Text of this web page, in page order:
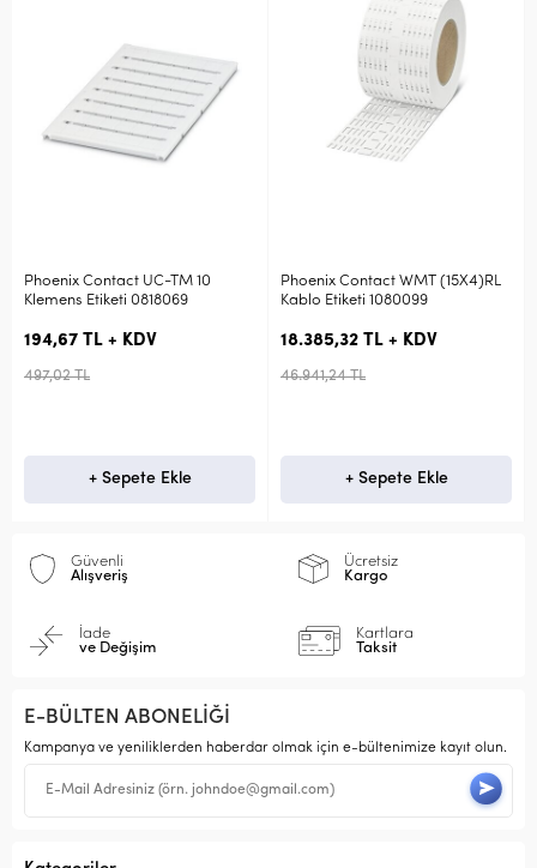
Phoenix Contact UC-TM 10
Klemens Etiketi 0818069
194,67 TL + KDV
497,02 TL
+ Sepete Ekle
Phoenix Contact WMT (15X4)RL
Kablo Etiketi 1080099
18.385,32 TL + KDV
46.941,24 TL
+ Sepete Ekle
Güvenli
Alışveriş
Ücretsiz
Kargo
İade
ve Değişim
Kartlara
Taksit
E-BÜLTEN ABONELİĞİ
Kampanya ve yeniliklerden haberdar olmak için e-bültenimize kayıt olun.